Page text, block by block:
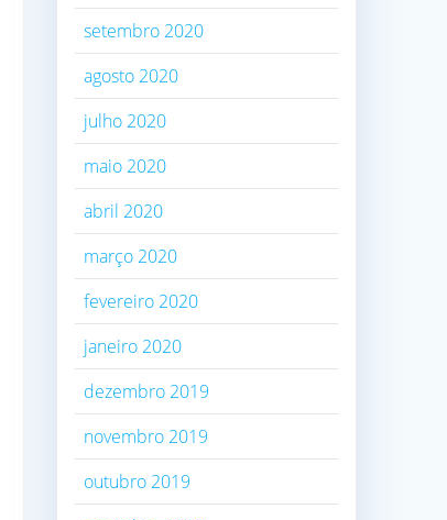
setembro 2020
agosto 2020
julho 2020
maio 2020
abril 2020
março 2020
fevereiro 2020
janeiro 2020
dezembro 2019
novembro 2019
outubro 2019